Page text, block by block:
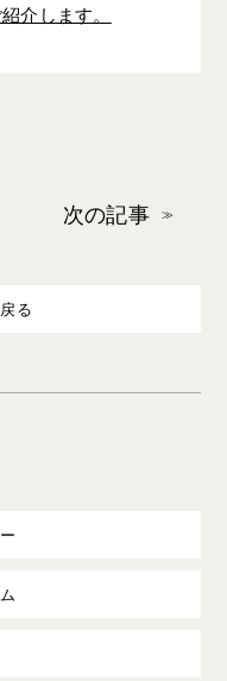
介します。
次の記事
る